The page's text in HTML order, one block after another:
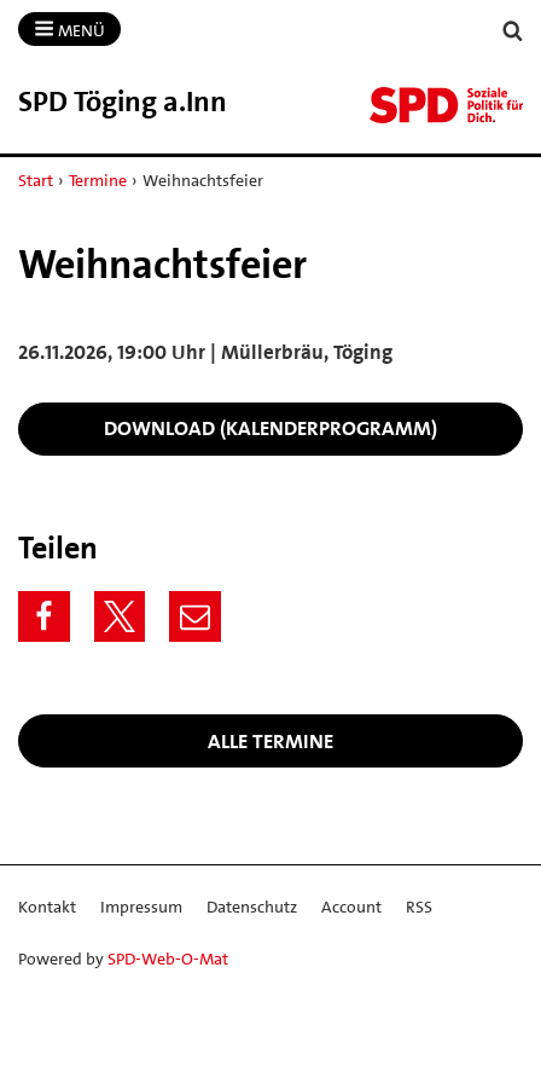
MENÜ
SPD Töging a.​Inn
Start › Termine › Weihnachtsfeier
Weihnachtsfeier
26.11.2026, 19:00 Uhr | Müllerbräu, Töging
DOWNLOAD (KALENDERPROGRAMM)
Teilen
ALLE TERMINE
Kontakt Impressum Datenschutz Account RSS
Powered bySPD-Web-O-Mat